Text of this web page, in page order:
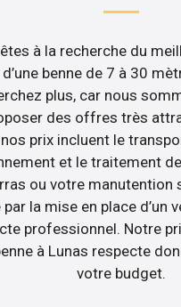
à la recherche du
benne de 7 à 30
plus, car nous
des offres très
prix incluent le
et le traitement
ou votre manutention
la mise en place d’un
professionnel. Notre
à Lunas respecte
votre budget.